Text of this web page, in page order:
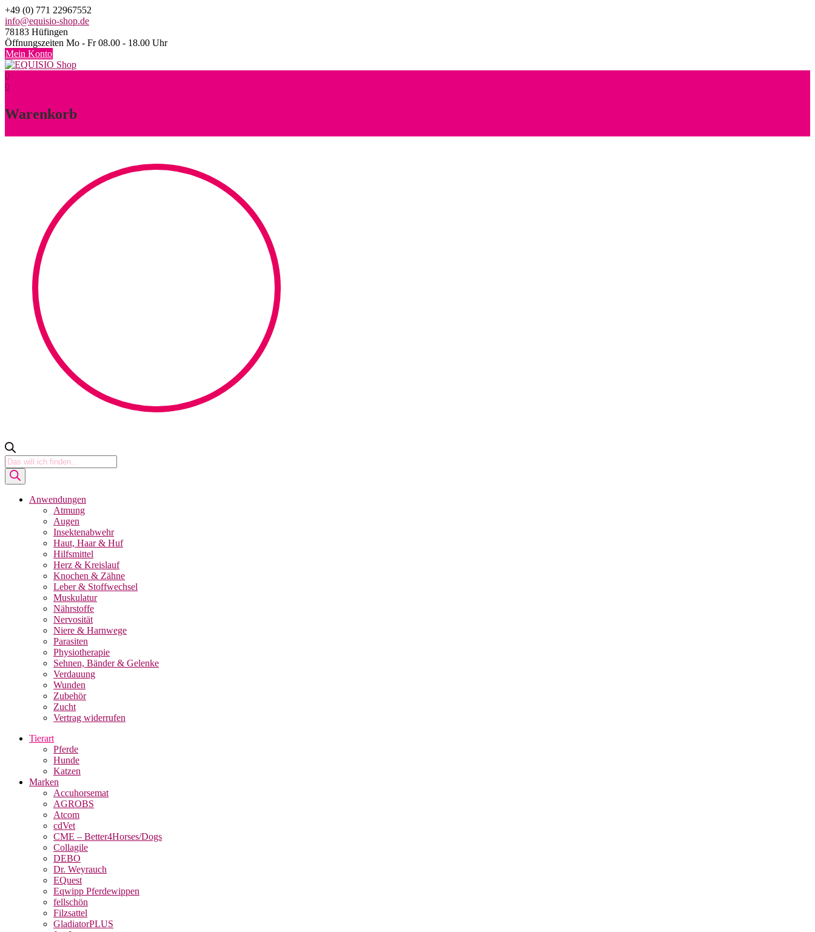
Skip
to
content
+49 (0) 771 22967552
info@equisio-shop.de
78183 Hüfingen
Öffnungszeiten Mo - Fr 08.00 - 18.00 Uhr
Mein Konto
0
0
Warenkorb
Products
search
Anwendungen
Atmung
Augen
Insektenabwehr
Haut, Haar & Huf
Hilfsmittel
Herz & Kreislauf
Knochen & Zähne
Leber & Stoffwechsel
Muskulatur
Nährstoffe
Nervosität
Niere & Harnwege
Parasiten
Physiotherapie
Sehnen, Bänder & Gelenke
Verdauung
Wunden
Zubehör
Zucht
Vertrag widerrufen
Tierart
Pferde
Hunde
Katzen
Marken
Accuhorsemat
AGROBS
Atcom
cdVet
CME – Better4Horses/Dogs
Collagile
DEBO
Dr. Weyrauch
EQuest
Eqwipp Pferdewippen
fellschön
Filzsattel
GladiatorPLUS